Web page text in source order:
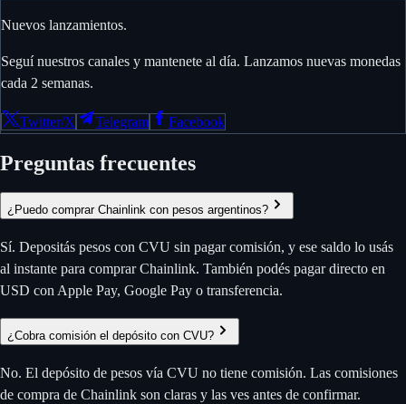
Nuevos lanzamientos.
Seguí nuestros canales y mantenete al día. Lanzamos nuevas monedas
cada 2 semanas.
Twitter/X Telegram Facebook
Preguntas frecuentes
¿Puedo comprar Chainlink con pesos argentinos?
Sí. Depositás pesos con CVU sin pagar comisión, y ese saldo lo usás
al instante para comprar Chainlink. También podés pagar directo en
USD con Apple Pay, Google Pay o transferencia.
¿Cobra comisión el depósito con CVU?
No. El depósito de pesos vía CVU no tiene comisión. Las comisiones
de compra de Chainlink son claras y las ves antes de confirmar.